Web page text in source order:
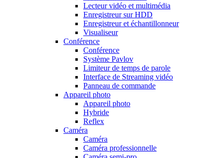
Lecteur vidéo et multimédia
Enregistreur sur HDD
Enregistreur et échantillonneur
Visualiseur
Conférence
Conférence
Système Pavlov
Limiteur de temps de parole
Interface de Streaming vidéo
Panneau de commande
Appareil photo
Appareil photo
Hybride
Reflex
Caméra
Caméra
Caméra professionnelle